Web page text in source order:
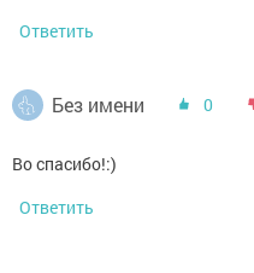
Ответить
Без имени 0
Во спасибо!:)
Ответить